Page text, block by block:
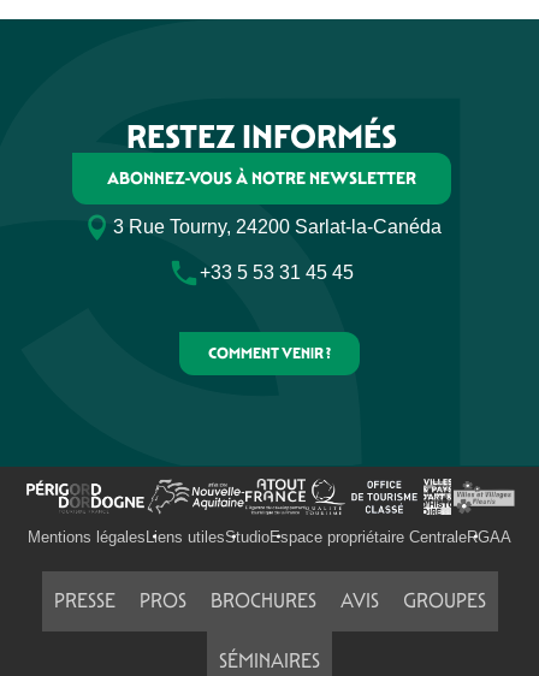
RESTEZ INFORMÉS
ABONNEZ-VOUS À NOTRE NEWSLETTER
3 Rue Tourny, 24200 Sarlat-la-Canéda
+33 5 53 31 45 45
COMMENT VENIR ?
Mentions légales Liens utilesStudioEspace propriétaire CentraleRGAA
PRESSE PROS BROCHURES AVIS GROUPES
SÉMINAIRES